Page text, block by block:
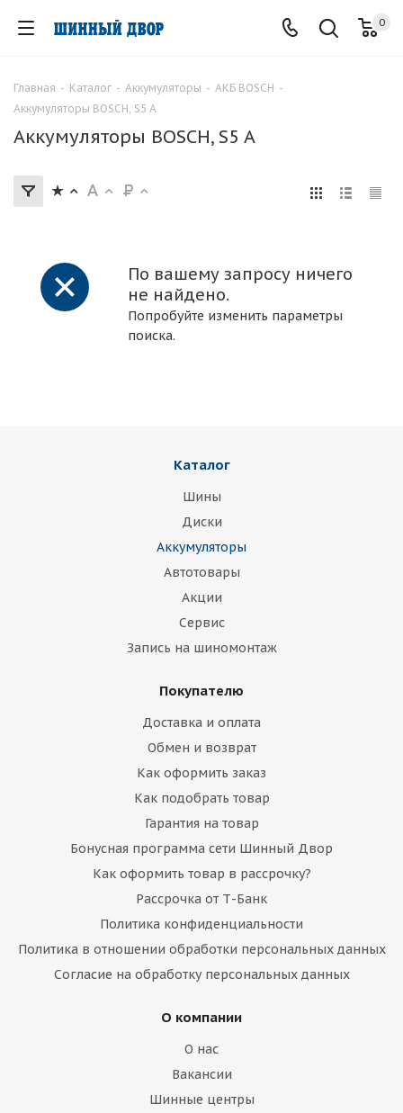
0
Главная - Каталог - Аккумуляторы - АКБ BOSCH -
Аккумуляторы BOSCH, S5 A
Аккумуляторы BOSCH, S5 A
По вашему запросу ничего
не найдено.
Попробуйте изменить параметры
поиска.
Каталог
Шины
Диски
Аккумуляторы
Автотовары
Акции
Сервис
Запись на шиномонтаж
Покупателю
Доставка и оплата
Обмен и возврат
Как оформить заказ
Как подобрать товар
Гарантия на товар
Бонусная программа сети Шинный Двор
Как оформить товар в рассрочку?
Рассрочка от Т-Банк
Политика конфиденциальности
Политика в отношении обработки персональных данных
Согласие на обработку персональных данных
О компании
О нас
Вакансии
Шинные центры